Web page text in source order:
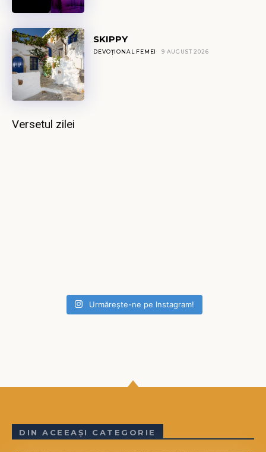
SKIPPY
DEVOȚIONAL FEMEI 9 AUGUST 2026
Versetul zilei
Urmărește-ne pe Instagram!
DIN ACEEAȘI CATEGORIE